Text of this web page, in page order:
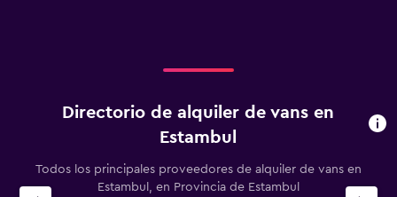
Directorio de alquiler de vans en
Estambul
Todos los principales proveedores de alquiler de vans en
Estambul, en Provincia de Estambul